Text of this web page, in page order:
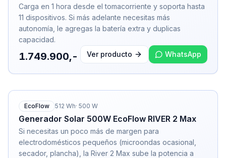
Carga en 1 hora desde el tomacorriente y soporta hasta
11 dispositivos. Si más adelante necesitas más
autonomía, le agregas la batería extra y duplicas
capacidad.
1.749.900,- Ver producto WhatsApp
EcoFlow 512 Wh· 500 W
Generador Solar 500W EcoFlow RIVER 2 Max
Si necesitas un poco más de margen para
electrodomésticos pequeños (microondas ocasional,
secador, plancha), la River 2 Max sube la potencia a